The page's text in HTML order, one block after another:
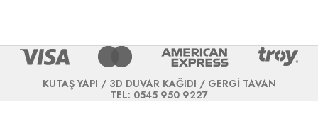
KUTAŞ YAPI / 3D DUVAR KAĞIDI / GERGİ TAVAN
TEL: 0545 950 9227